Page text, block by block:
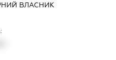
ВЛАСНИК